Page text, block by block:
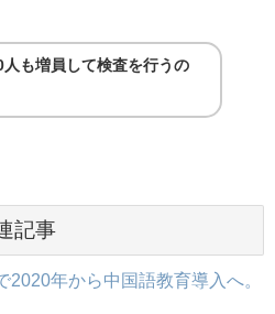
も増員して検査を行うの
記事
2020年から中国語教育導入へ。